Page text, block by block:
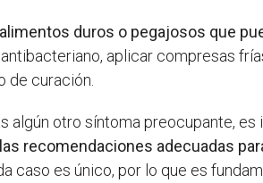
duros o pegajosos que
aplicar compresas
de curación.
algún otro síntoma preocupante,
recomendaciones adecuadas
caso es único, por lo que es